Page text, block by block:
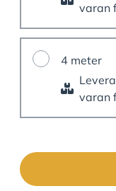
varan
4 meter
varan